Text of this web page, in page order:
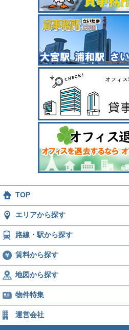
TOP
エリアから探す
路線・駅から探す
賃料から探す
地図から探す
物件特集
運営会社